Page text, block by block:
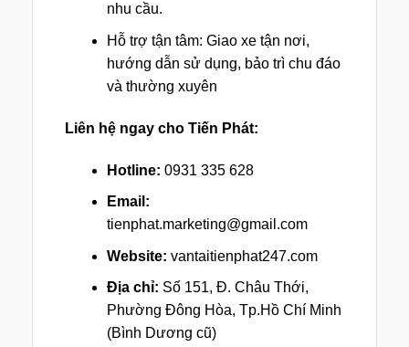
nhu cầu.
Hỗ trợ tận tâm: Giao xe tận nơi,
hướng dẫn sử dụng, bảo trì chu đáo
và thường xuyên
Liên hệ ngay cho Tiến Phát:
Hotline: 0931 335 628
Email:
tienphat.marketing@gmail.com
Website: vantaitienphat247.com
Địa chỉ: Số 151, Đ. Châu Thới,
Phường Đông Hòa, Tp.Hồ Chí Minh
(Bình Dương cũ)